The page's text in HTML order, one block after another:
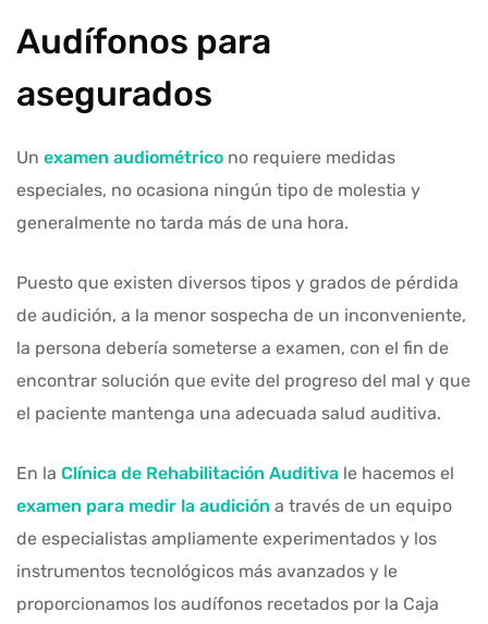
Audífonos para
asegurados
Un examen audiométrico no requiere medidas
especiales, no ocasiona ningún tipo de molestia y
generalmente no tarda más de una hora.
Puesto que existen diversos tipos y grados de pérdida
de audición, a la menor sospecha de un inconveniente,
la persona debería someterse a examen, con el fin de
encontrar solución que evite del progreso del mal y que
el paciente mantenga una adecuada salud auditiva.
En la Clínica de Rehabilitación Auditiva le hacemos el
examen para medir la audición a través de un equipo
de especialistas ampliamente experimentados y los
instrumentos tecnológicos más avanzados y le
proporcionamos los audífonos recetados por la Caja